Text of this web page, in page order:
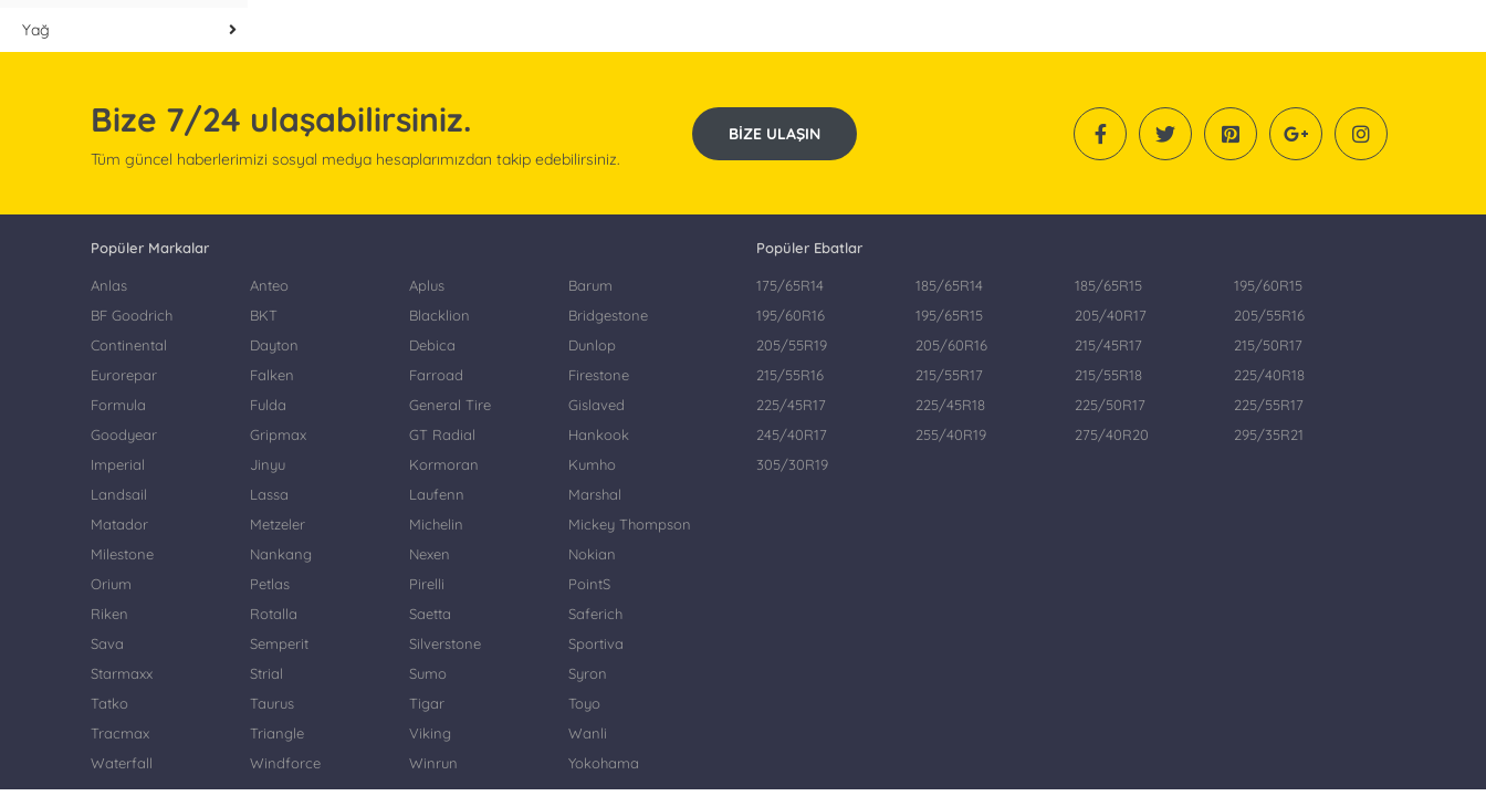
Yağ
Bize 7/24 ulaşabilirsiniz.
Tüm güncel haberlerimizi sosyal medya hesaplarımızdan takip edebilirsiniz.
BIZE ULAŞIN
Popüler Markalar
Anlas Anteo Aplus
Barum
BF Goodrich
BKT Blacklion
Bridgestone
Continental
Dayton Debica
Dunlop
Eurorepar
Falken Farroad
Firestone
Formula
Fulda General Tire
Gislaved
Goodyear
Gripmax GT Radial
Hankook
Imperial
Jinyu Kormoran
Kumho
Landsail
Lassa Laufenn
Marshal
Matador
Metzeler Michelin
Mickey Thompson
Milestone
Nankang Nexen
Nokian
Orium
Petlas Pirelli
PointS
Riken
Rotalla Saetta
Saferich
Sava
Semperit Silverstone
Sportiva
Starmaxx
Strial Sumo
Syron
Tatko
Taurus Tigar
Toyo
Tracmax
Triangle Viking
Wanli
Waterfall
Windforce Winrun Yokohama
Popüler Ebatlar
175/65R14 185/65R14 185/65R15
195/60R15
195/60R16
195/65R15 205/40R17
205/55R16
205/55R19
205/60R16 215/45R17
215/50R17
215/55R16
215/55R17 215/55R18
225/40R18
225/45R17
225/45R18 225/50R17
225/55R17
245/40R17
255/40R19 275/40R20
295/35R21
305/30R19